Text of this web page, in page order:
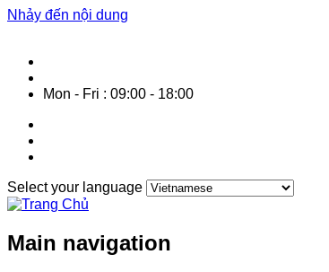
Nhảy đến nội dung
Mon - Fri : 09:00 - 18:00
Select your language
Main navigation